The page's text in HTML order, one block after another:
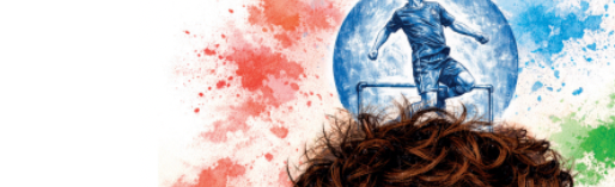
de Rugby, la Confederación Argentina de Hockey, la
Argentina de Ski y Andinismo, la Asociación de Cricket Argentino,
Argentina de Deportes Acuáticos, la Liga Nacional de
Liga de Videojuegos Profesional y la Asociación de Marketing
además de Racing Club (Argentina), Flamengo (Brasil),
Católica (Chile), Sporting Cristal (Perú) y Deportivo Cali
En la
Costa